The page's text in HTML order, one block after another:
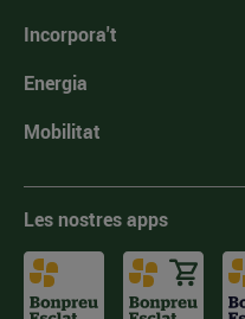
Incorpora't
Energia
Mobilitat
Les nostres apps